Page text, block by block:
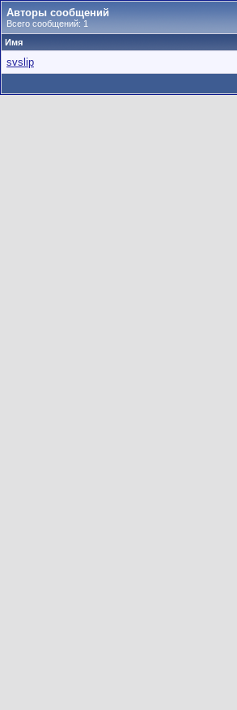
Авторы сообщений
Всего сообщений: 1
Имя
svslip